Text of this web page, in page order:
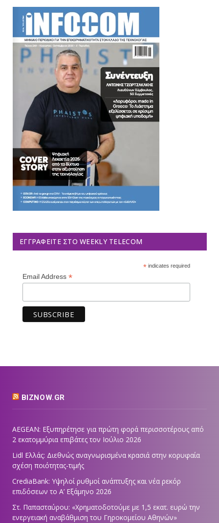
ΕΓΓΡΑΦΕΊΤΕ ΣΤΟ WEEKLY TELECOM
*indicates required
Email Address *
BIZNOW.GR
AEGEAN: Εξυπηρέτησε για πρώτη φορά περισσοτέρους από
2 εκατομμύρια επιβάτες τον Ιούλιο 2026
Lidl Ελλάς: Διεθνώς αναγνωρισμένα κρασιά στην κορυφαία
σχέση ποιότητας-τιμής
CrediaBank: Υψηλοί ρυθμοί ανάπτυξης και νέα ρεκόρ
επιδόσεων το Α’ Εξάμηνο 2026
Στ. Παπασταύρου: «Χρηματοδοτούμε με 1,5 εκατ. ευρώ την
ενεργειακή αναβάθμιση του Γηροκομείου Αθηνών»